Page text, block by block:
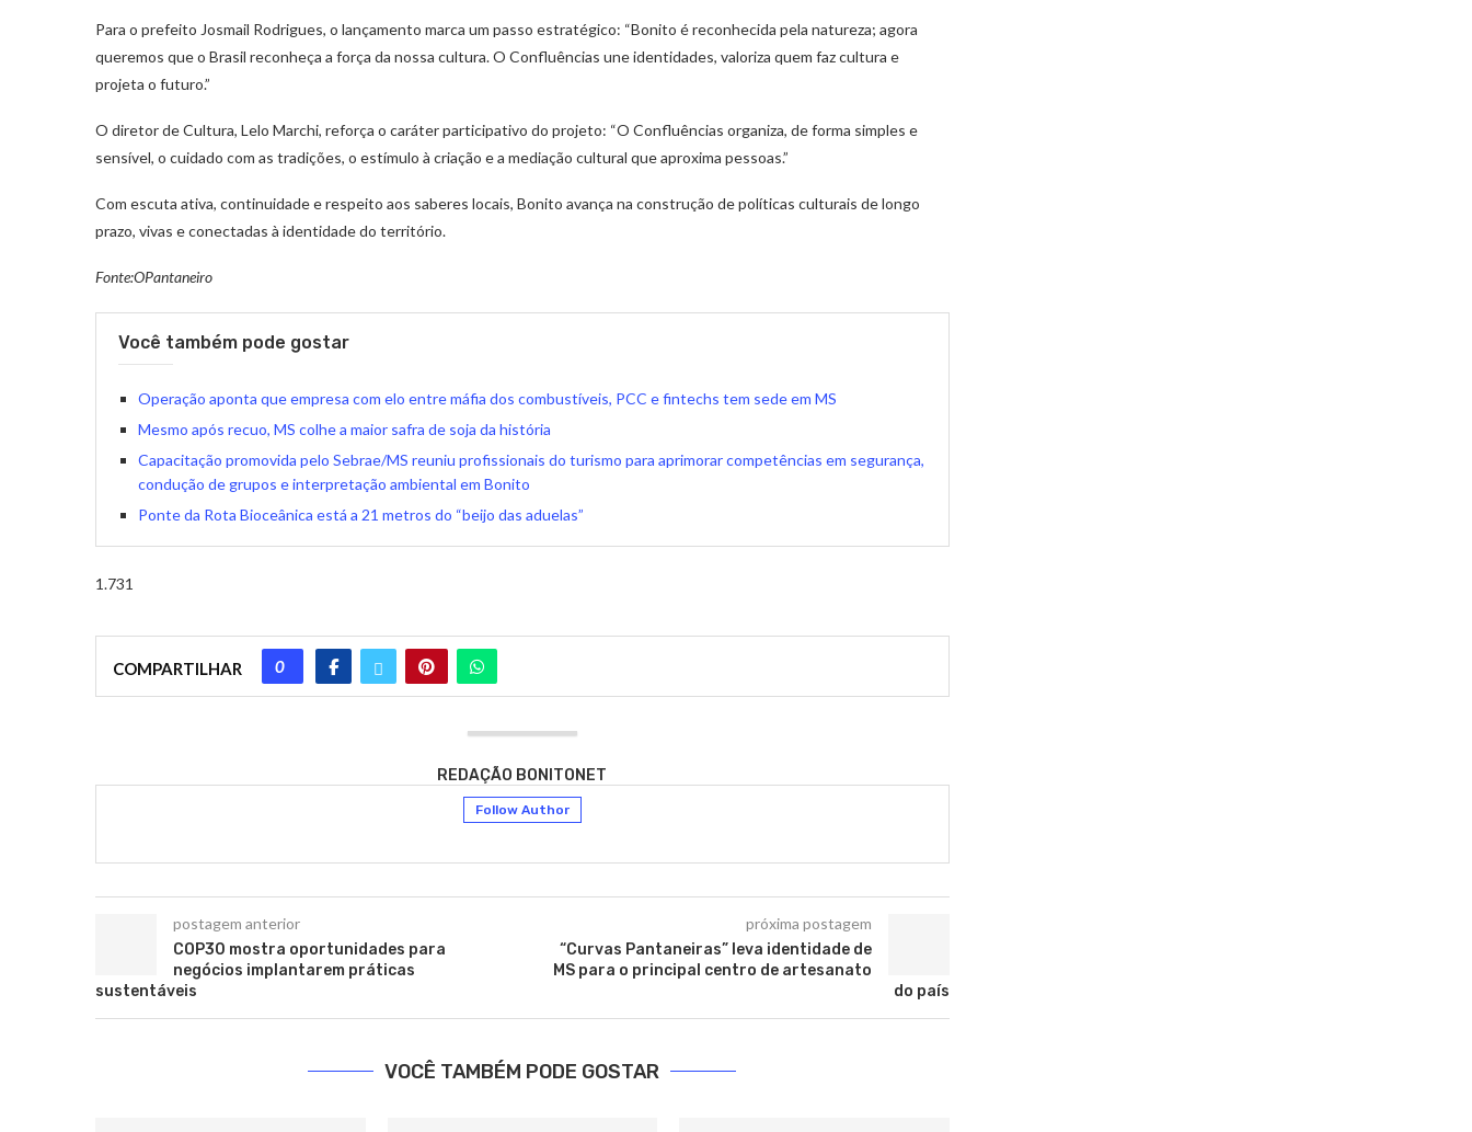
Para o prefeito Josmail Rodrigues, o lançamento marca um passo estratégico: “Bonito é reconhecida pela natureza; agora
queremos que o Brasil reconheça a força da nossa cultura. O Confluências une identidades, valoriza quem faz cultura e
projeta o futuro.”
O diretor de Cultura, Lelo Marchi, reforça o caráter participativo do projeto: “O Confluências organiza, de forma simples e
sensível, o cuidado com as tradições, o estímulo à criação e a mediação cultural que aproxima pessoas.”
Com escuta ativa, continuidade e respeito aos saberes locais, Bonito avança na construção de políticas culturais de longo
prazo, vivas e conectadas à identidade do território.
Fonte:OPantaneiro
Você também pode gostar
Operação aponta que empresa com elo entre máfia dos combustíveis, PCC e fintechs tem sede em MS
Mesmo após recuo, MS colhe a maior safra de soja da história
Capacitação promovida pelo Sebrae/MS reuniu profissionais do turismo para aprimorar competências em segurança,
condução de grupos e interpretação ambiental em Bonito
Ponte da Rota Bioceânica está a 21 metros do “beijo das aduelas”
1.731
COMPARTILHAR 0
REDAÇÃO BONITONET
Follow Author
postagem anterior
COP30 mostra oportunidades para
negócios implantarem práticas
sustentáveis
próxima postagem
“Curvas Pantaneiras” leva identidade de
MS para o principal centro de artesanato
do país
VOCÊ TAMBÉM PODE GOSTAR